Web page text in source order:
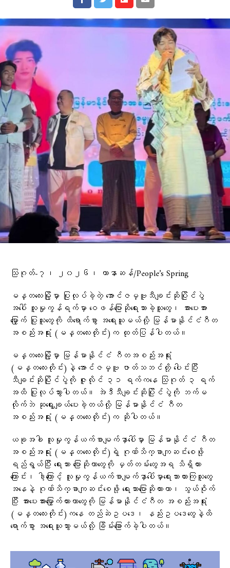
သြဂုတ်-၇၊ ၂၀၂၆၊ ဟာနာဆန်/People’s Spring
မန္တလေးမြို့မှာ ပြုလုပ်ခဲ့တဲ့ အောင်ဇမ္ဗူသီချင်းဆိုပြိုင်ပွဲ
အပေါ် လူမှုကွန်ရက်မှာ ဝေဖန်ပြောဆိုရေးသားခဲ့သူတွေ၊ အားပေးအား
မြှောက် ပြုသူတွေကို ထိရောက်စွာ အရေးယူမယ်လို့ မြန်မာနိုင်ငံဂီတ
အစည်းအရုံး (မန္တလေးတိုင်း)က ထုတ်ပြန်ပါတယ်။
မန္တလေးမြို့မှာ မြန်မာနိုင်ငံ ဂီတအစည်းအရုံး
(မန္တလေးတိုင်း)နဲ့ အောင်ဇမ္ဗူ ဇာတ်သဘင်တို့ ပေါင်းပြီး
သီချင်းဆိုပြိုင်ပွဲကို ဇူလိုင် ၃၁ ရက်ကနေ သြဂုတ် ၃ ရက်
အထိ ပြုလုပ်သွားပါတယ်။ အဲဒီသီချင်းဆိုပြိုင်ပွဲကို ဘက်မ
လိုက်ဘဲ ဆုရွေးချယ်ပေးခဲ့တယ်လို့ မြန်မာနိုင်ငံ ဂီတ
အစည်းအရုံး (မန္တလေးတိုင်း)က ဆိုပါတယ်။
ယခုအခါ လူမှုကွန်ယက်စာမျက်နှာပေါ်မှာ မြန်မာနိုင်ငံ ဂီတ
အစည်းအရုံး (မန္တလေးတိုင်း)ရဲ့ ဂုဏ်သိက္ခာကျဆင်းစေဖို့
ရည်ရွယ်ပြီး ရေးသား ပြောဆိုတာတွေကို မှတ်တမ်းတွေအရ သိရှိထား
ကြောင်း၊ ဒါ့ကြောင့် လူမှုကွန်ယက်စာမျက်နှာပေါ်မှာရေးသားထားကြသူတွေ
အနေနဲ့ ဂုဏ်သိက္ခာကျဆင်းစေဖို့ ရေးသားပြောဆိုထားတာ၊ သွယ်ဝိုက်
ပြီး အားပေးအားမြှောက်ထားတာတွေကို မြန်မာနိုင်ငံဂီတ အစည်းအရုံး
(မန္တလေးတိုင်း)ကနေ တည်ဆဲဥပဒေ၊ နည်းဥပဒေတွေနဲ့ထိ
ရောက်စွာ အရေးယူသွားမယ်လို့ ခြိမ်းခြောက်ခဲ့ပါတယ်။